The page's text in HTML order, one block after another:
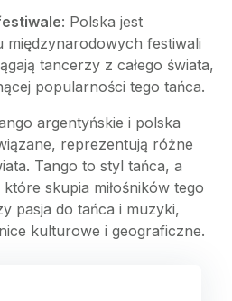
: Polska jest
międzynarodowych festiwali
tancerzy z całego świata,
popularności tego tańca.
argentyńskie i polska
reprezentują różne
Tango to styl tańca, a
skupia miłośników tego
pasja do tańca i muzyki,
kulturowe i geograficzne.